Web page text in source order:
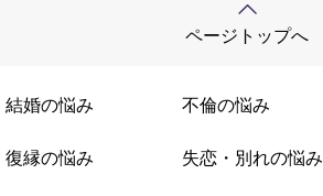
ページトップへ
結婚の悩み 不倫の悩み
復縁の悩み 失恋・別れの悩み